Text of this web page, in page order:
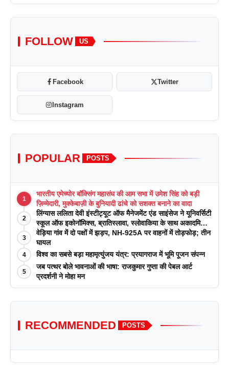
FOLLOW US
Facebook Twitter
Instagram
POPULAR POSTS
1
भारतीय एमेच्योर बॉक्सिंग महासंघ की आम सभा में उमेश सिंह को बड़ी
ज़िम्मेदारी, मुक्केबाज़ी के बुनियादी ढांचे को सशक्त बनाने का वादा
2
लिंग्यास ललिता देवी इंस्टीट्यूट ऑफ मैनेजमेंट एंड साइंसेज ने यूनिवर्सिटी
स्कूल ऑफ इकोनॉमिक्स, ब्रातिस्लावा, स्लोवाकिया के साथ अकादमिक
पत्रिकाओं में प्रकाशन रणनीतियों पर एक दिवसीय कार्यशाला का
आयोजन किया
3
वेड़िया गांव में दो पक्षों में झड़प, NH-925A पर वाहनों में तोड़फोड़; तीन
घायल
4 विश्व का सबसे बड़ा महामृत्युंजय यंत्र: प्रयागराज में भूमि पूजन संपन्न
5
जब पत्थर बोले भावनाओं की भाषा: राजकुमार गुप्ता की पेबल आर्ट
प्रदर्शनी ने मोहा मन
RECOMMENDED POSTS